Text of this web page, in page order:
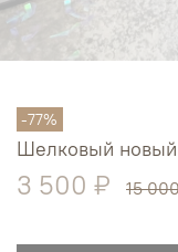
-77%
Шелковый
3 500 ₽ 15